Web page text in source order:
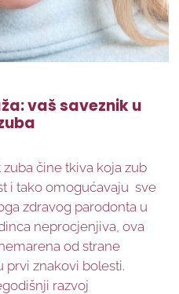
vaš saveznik u
čine tkiva koja zub
i tako omogućavaju sve
zdravog parodonta u
neprocjenjiva, ova
od strane
prvi znakovi bolesti.
razvoj